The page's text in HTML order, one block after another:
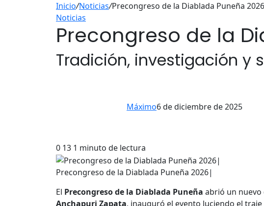
Inicio/Noticias/Precongreso de la Diablada Puneña 2026
Noticias
Precongreso de la
Tradición, investigación y
Máximo6 de diciembre de 2025
0 13 1 minuto de lectura
Precongreso de la Diablada Puneña 2026|
El Precongreso de la Diablada Puneña abrió un nuevo
Anchapuri Zapata, inauguró el evento luciendo el